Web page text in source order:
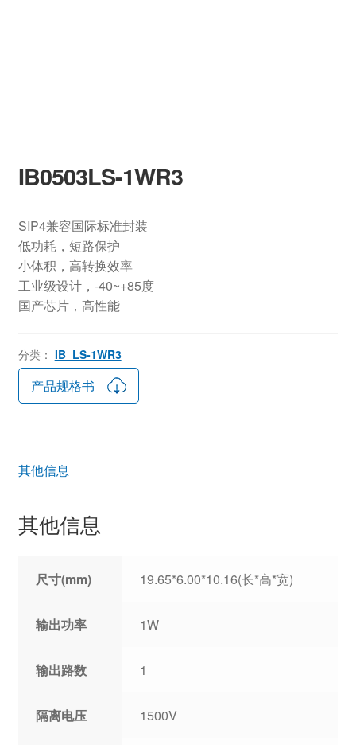
IB0503LS-1WR3
SIP4兼容国际标准封装
低功耗，短路保护
小体积，高转换效率
工业级设计，-40~+85度
国产芯片，高性能
分类： IB_LS-1WR3
产品规格书
其他信息
其他信息
尺寸(mm) 19.65*6.00*10.16(长*高*宽)
输出功率 1W
输出路数 1
隔离电压 1500V